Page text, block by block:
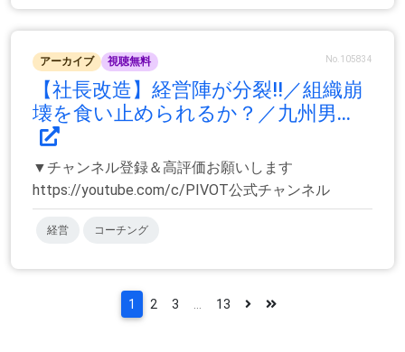
アーカイブ 視聴無料 No.105834
【社長改造】経営陣が分裂!!／組織崩
壊を食い止められるか？／九州男...
▼チャンネル登録＆高評価お願いします
https://youtube.com/c/PIVOT公式チャンネル
経営 コーチング
1 2 3 13